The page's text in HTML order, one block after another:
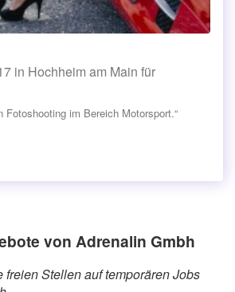
in Hochheim am Main für
Fotoshooting im Bereich Motorsport.“
von Adrenalin Gmbh
freien Stellen auf temporären Jobs